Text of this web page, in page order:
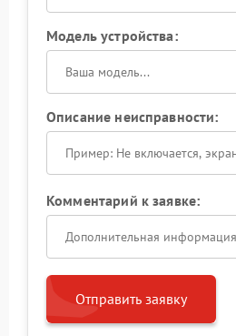
Модель устройства:
Описание неисправности:
Комментарий к заявке:
Отправить заявку